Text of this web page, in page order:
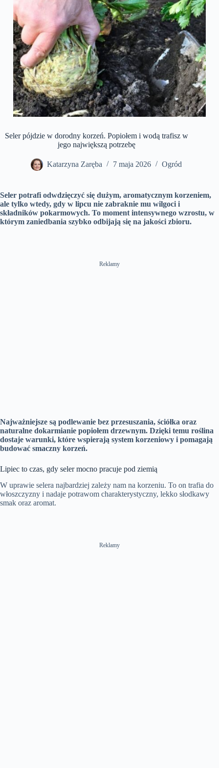
Seler pójdzie w dorodny korzeń. Popiołem i wodą trafisz w
jego największą potrzebę
Katarzyna Zaręba 7 maja 2026 Ogród
Seler potrafi odwdzięczyć się dużym, aromatycznym korzeniem,
ale tylko wtedy, gdy w lipcu nie zabraknie mu wilgoci i
składników pokarmowych. To moment intensywnego wzrostu, w
którym zaniedbania szybko odbijają się na jakości zbioru.
Reklamy
Najważniejsze są podlewanie bez przesuszania, ściółka oraz
naturalne dokarmianie popiołem drzewnym. Dzięki temu roślina
dostaje warunki, które wspierają system korzeniowy i pomagają
budować smaczny korzeń.
Lipiec to czas, gdy seler mocno pracuje pod ziemią
W uprawie selera najbardziej zależy nam na korzeniu. To on trafia do
włoszczyzny i nadaje potrawom charakterystyczny, lekko słodkawy
smak oraz aromat.
Reklamy